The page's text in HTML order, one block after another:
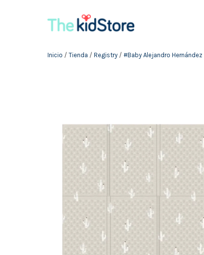
Inicio / Tienda / Registry / #Baby Alejandro Hernández